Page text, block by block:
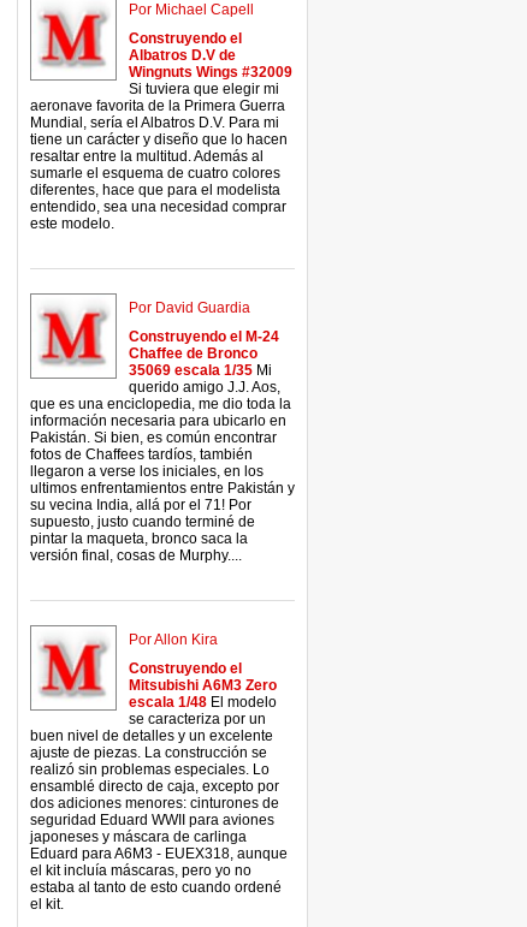
Por Michael Capell
Construyendo el
Albatros D.V de
Wingnuts Wings #32009
Si tuviera que elegir mi
aeronave favorita de la Primera Guerra
Mundial, sería el Albatros D.V. Para mi
tiene un carácter y diseño que lo hacen
resaltar entre la multitud. Además al
sumarle el esquema de cuatro colores
diferentes, hace que para el modelista
entendido, sea una necesidad comprar
este modelo.
Por David Guardia
Construyendo el M-24
Chaffee de Bronco
35069 escala 1/35 Mi
querido amigo J.J. Aos,
que es una enciclopedia, me dio toda la
información necesaria para ubicarlo en
Pakistán. Si bien, es común encontrar
fotos de Chaffees tardíos, también
llegaron a verse los iniciales, en los
ultimos enfrentamientos entre Pakistán y
su vecina India, allá por el 71! Por
supuesto, justo cuando terminé de
pintar la maqueta, bronco saca la
versión final, cosas de Murphy....
Por Allon Kira
Construyendo el
Mitsubishi A6M3 Zero
escala 1/48 El modelo
se caracteriza por un
buen nivel de detalles y un excelente
ajuste de piezas. La construcción se
realizó sin problemas especiales. Lo
ensamblé directo de caja, excepto por
dos adiciones menores: cinturones de
seguridad Eduard WWII para aviones
japoneses y máscara de carlinga
Eduard para A6M3 - EUEX318, aunque
el kit incluía máscaras, pero yo no
estaba al tanto de esto cuando ordené
el kit.